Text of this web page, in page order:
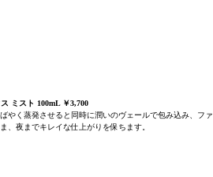
ミスト 100mL ￥3,700
やく蒸発させると同時に潤いのヴェールで包み込み、フ
、夜までキレイな仕上がりを保ちます。